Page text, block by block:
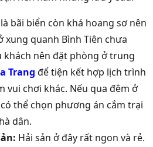
bãi biển còn khá hoang sơ nên
xung quanh Bình Tiên chưa
khách nên đặt phòng ở trung
Trang để tiện kết hợp lịch trình
vui chơi khác. Nếu qua đêm ở
thể chọn phương án cắm trại
dân.
Hải sản ở đây rất ngon và rẻ.